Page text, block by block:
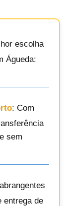
escolha
Águeda:
: Com
sem
entrega de